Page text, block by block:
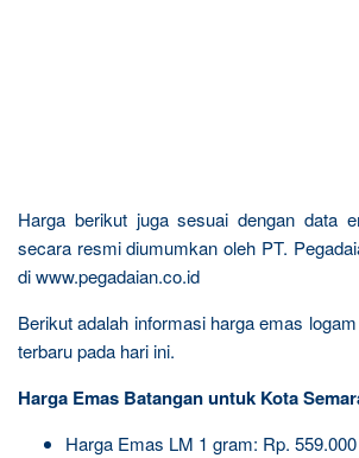
Harga berikut juga sesuai dengan data
secara resmi diumumkan oleh PT.
di www.pegadaian.co.id
Berikut adalah informasi harga emas
terbaru pada hari ini.
Harga Emas Batangan untuk Kota
Harga Emas LM 1 gram: Rp. 559.000